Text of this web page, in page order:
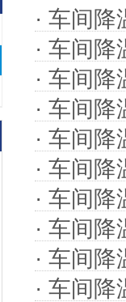
· 车间降
· 车间降
· 车间降
· 车间降
· 车间降
· 车间降
· 车间降
· 车间降
· 车间降
· 车间降